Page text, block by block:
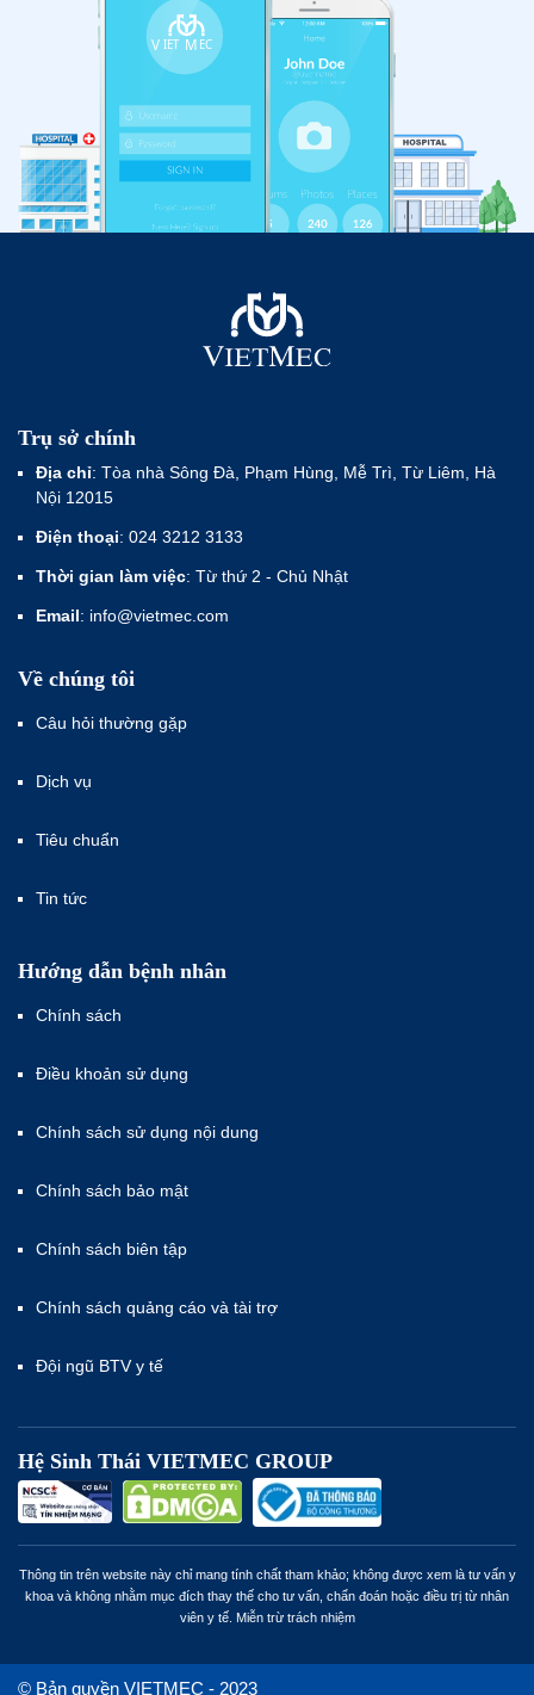
Trụ sở chính
Địa chỉ: Tòa nhà Sông Đà, Phạm Hùng, Mễ Trì, Từ Liêm, Hà
Nội 12015
Điện thoại: 024 3212 3133
Thời gian làm việc: Từ thứ 2 - Chủ Nhật
Email: info@vietmec.com
Về chúng tôi
Câu hỏi thường gặp
Dịch vụ
Tiêu chuẩn
Tin tức
Hướng dẫn bệnh nhân
Chính sách
Điều khoản sử dụng
Chính sách sử dụng nội dung
Chính sách bảo mật
Chính sách biên tập
Chính sách quảng cáo và tài trợ
Đội ngũ BTV y tế
Hệ Sinh Thái VIETMEC GROUP
Thông tin trên website này chỉ mang tính chất tham khảo; không được xem là tư vấn y
khoa và không nhằm mục đích thay thế cho tư vấn, chẩn đoán hoặc điều trị từ nhân
viên y tế. Miễn trừ trách nhiệm
© Bản quyền VIETMEC - 2023